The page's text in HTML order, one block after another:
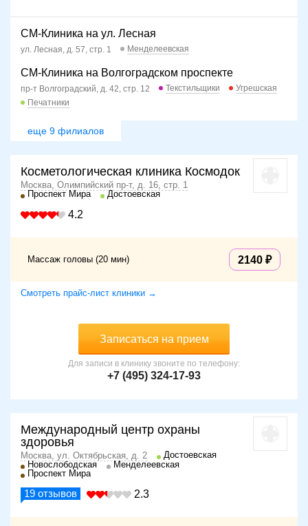
СМ-Клиника на ул. Лесная
ул. Лесная, д. 57, стр. 1 Менделеевская
СМ-Клиника на Волгоградском проспекте
пр-т Волгоградский, д. 42, стр. 12 Текстильщики
Угрешская
Печатники
еще 9 филиалов
Косметологическая клиника Космодок
Москва, Олимпийский пр-т, д. 16, стр. 1
Проспект Мира
Достоевская
4.2
Массаж головы (20 мин) 2140
Смотреть прайс-лист клиники →
Записаться на прием
Для записи в клинику звоните по телефону:
+7 (495) 324-17-93
Международный центр охраны
здоровья
Москва, ул. Октябрьская, д. 2
Достоевская
Новослободская
Менделеевская
Проспект Мира
19 отзывов 2.3